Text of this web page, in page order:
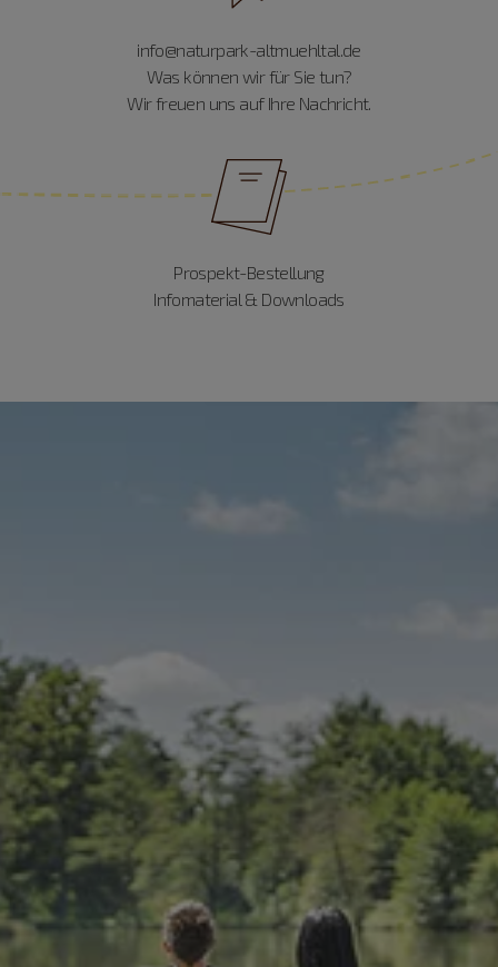
info@naturpark-altmuehltal.de
Was können wir für Sie tun?
Wir freuen uns auf Ihre Nachricht.
Prospekt-Bestellung
Infomaterial & Downloads